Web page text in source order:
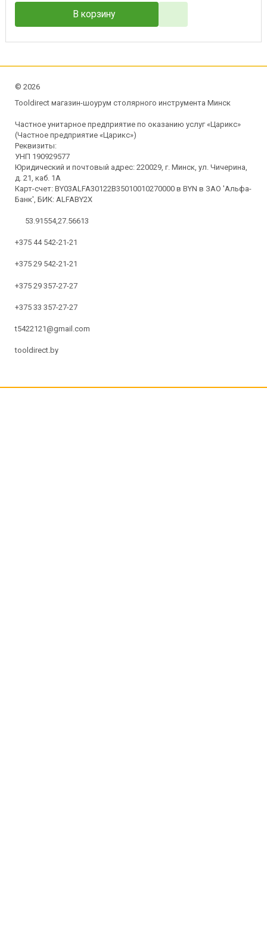
В корзину
© 2026
Tooldirect магазин-шоурум столярного инструмента Минск
Частное унитарное предприятие по оказанию услуг «Царикс»
(Частное предприятие «Царикс»)
Реквизиты:
УНП 190929577
Юридический и почтовый адрес: 220029, г. Минск, ул. Чичерина,
д. 21, каб. 1А
Карт-счет: BY03ALFA30122B35010010270000 в BYN в ЗАО 'Альфа-
Банк', БИК: ALFABY2X
53.91554,27.56613
+375 44 542-21-21
+375 29 542-21-21
+375 29 357-27-27
+375 33 357-27-27
t5422121@gmail.com
tooldirect.by